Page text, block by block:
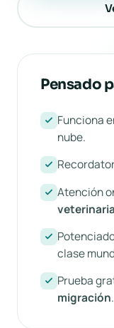
Pensado
Funciona
nube.
Atención
veterinaria
clase
Prueba
migración.